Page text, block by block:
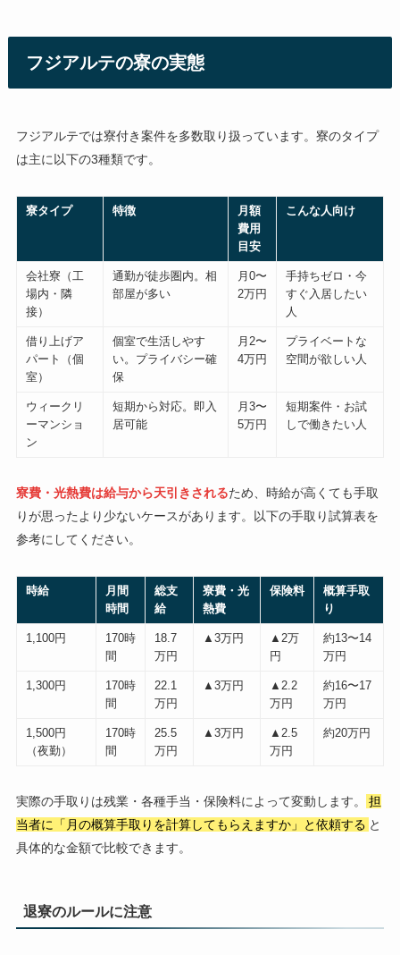
フジアルテの寮の実態
フジアルテでは寮付き案件を多数取り扱っています。寮のタイプ
は主に以下の3種類です。
寮タイプ 特徴
月額
費用
目安
こんな人向け
会社寮（工
場内・隣
接）
通勤が徒歩圏内。相
部屋が多い
月0〜
2万円
手持ちゼロ・今
すぐ入居したい
人
借り上げア
パート（個
室）
個室で生活しやす
い。プライバシー確
保
月2〜
4万円
プライベートな
空間が欲しい人
ウィークリ
ーマンショ
ン
短期から対応。即入
居可能
月3〜
5万円
短期案件・お試
しで働きたい人
寮費・光熱費は給与から天引きされるため、時給が高くても手取
りが思ったより少ないケースがあります。以下の手取り試算表を
参考にしてください。
時給
月間
時間
総支
給
寮費・光
熱費
保険料
概算手取
り
1,100円
170時
間
18.7
万円
▲3万円
▲2万
円
約13〜14
万円
1,300円
170時
間
22.1
万円
▲3万円
▲2.2
万円
約16〜17
万円
1,500円
（夜勤）
170時
間
25.5
万円
▲3万円
▲2.5
万円
約20万円
実際の手取りは残業・各種手当・保険料によって変動します。
担
当者に「月の概算手取りを計算してもらえますか」と依頼する と
具体的な金額で比較できます。
退寮のルールに注意